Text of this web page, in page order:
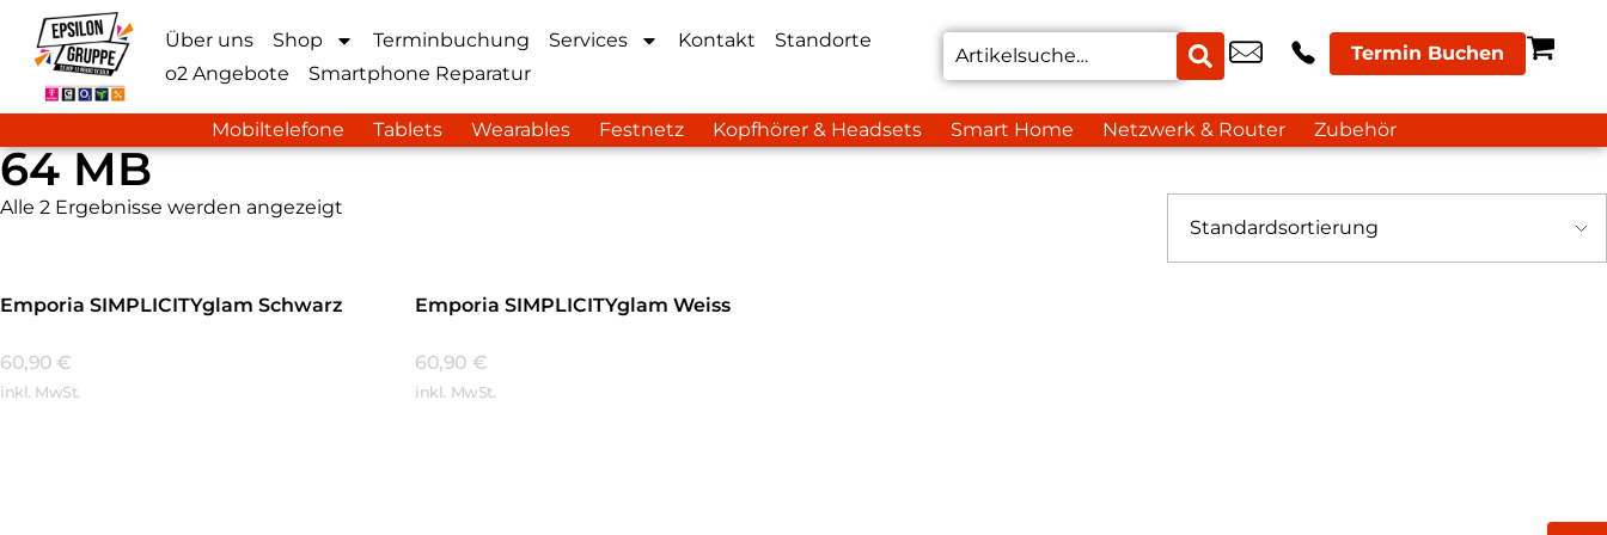
Über uns Shop Terminbuchung Services Kontakt
Standorte
o2 Angebote
Smartphone Reparatur
Termin Buchen
Mobiltelefone Tablets Wearables Festnetz Kopfhörer & Headsets Smart Home Netzwerk & Router Zubehör
64 MB
Alle 2 Ergebnisse werden angezeigt
Emporia SIMPLICITYglam Schwarz
60,90 €
inkl. MwSt.
Emporia SIMPLICITYglam Weiss
60,90 €
inkl. MwSt.